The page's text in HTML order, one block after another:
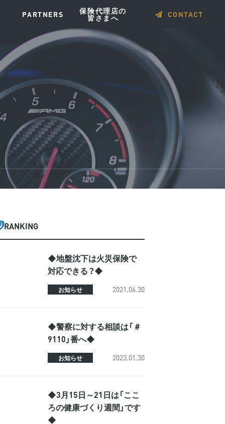
PARTNERS 保険代理店の
皆さまへ CONTACT
RANKING
◆地盤沈下は火災保険で
対応できる？◆
お知らせ 2021.06.30
◆警察に対する相談は「＃
9110」番へ◆
お知らせ 2023.01.30
◆3月15日～21日は「ここ
ろの健康づくり週間」です
◆